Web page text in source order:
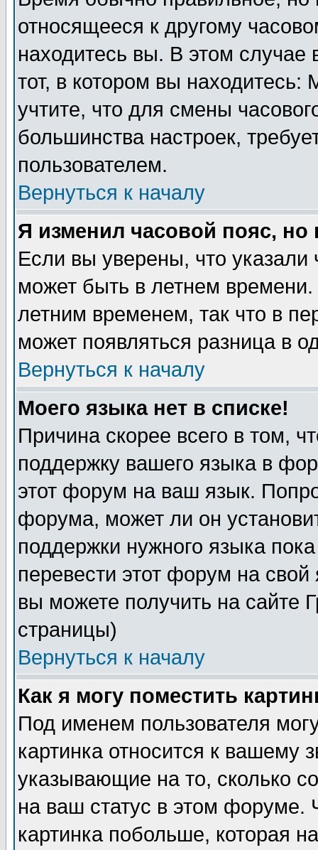
относящееся к другому
находитесь вы. В этом
тот, в котором вы
учтите, что для смены
большинства настроек,
пользователем.
Вернуться к началу
Я изменил часовой пояс,
Если вы уверены, что указали
может быть в летнем
летним временем, так что в
может появляться разница в
Вернуться к началу
Моего языка нет в списке!
Причина скорее всего в том,
поддержку вашего языка в
этот форум на ваш язык.
форума, может ли он
поддержки нужного языка
перевести этот форум на
вы можете получить на сайте
страницы)
Вернуться к началу
Как я могу поместить
Под именем пользователя
картинка относится к вашему
указывающие на то, сколько
на ваш статус в этом форуме.
картинка побольше, которая